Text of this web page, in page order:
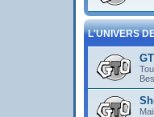
L'UNIVERS